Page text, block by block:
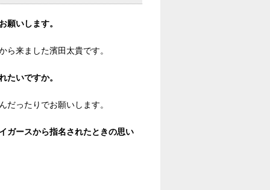
願いします。
ら来ました濱田太貴です。
たいですか。
だったりでお願いします。
ガースから指名されたときの思い